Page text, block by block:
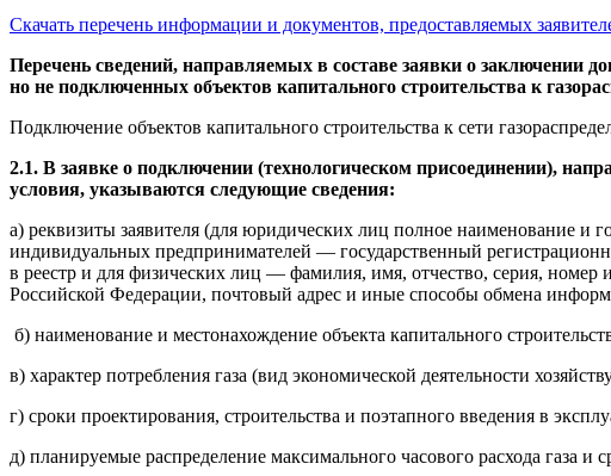
Скачать перечень информации и документов, предоставляемых
Перечень сведений, направляемых в составе заявки о заключении
но не подключенных объектов капитального строительства к
Подключение объектов капитального строительства к сети
2.1. В заявке о подключении (технологическом присоединении),
условия, указываются следующие сведения:
а) реквизиты заявителя (для юридических лиц полное наименование
индивидуальных предпринимателей — государственный
в реестр и для физических лиц — фамилия, имя, отчество, серия, номер
Российской Федерации, почтовый адрес и иные способы обмена
б) наименование и местонахождение объекта капитального
в) характер потребления газа (вид экономической деятельности
г) сроки проектирования, строительства и поэтапного введения в
д) планируемые распределение максимального часового расхода газа и